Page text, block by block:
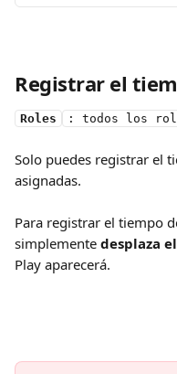
Registrar el
Roles : todos los
Solo puedes registrar el
asignadas.
Para registrar el tiempo
simplemente desplaza
Play aparecerá.